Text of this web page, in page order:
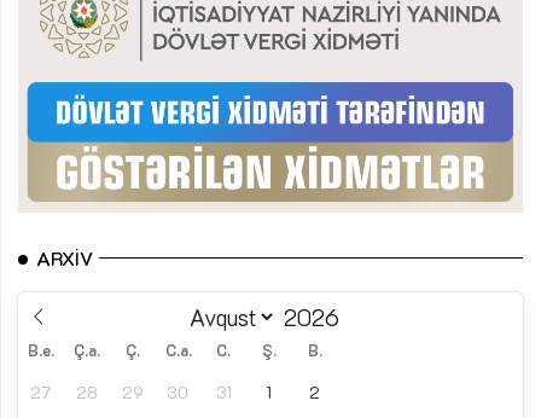
ARXIV
B.e. Ç.a. Ç. C.a. C. Ş. B.
27 28 29 30 31 1 2